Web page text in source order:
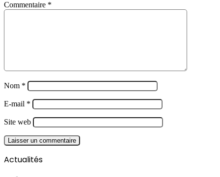
Commentaire *
Nom *
E-mail *
Site web
Actualités